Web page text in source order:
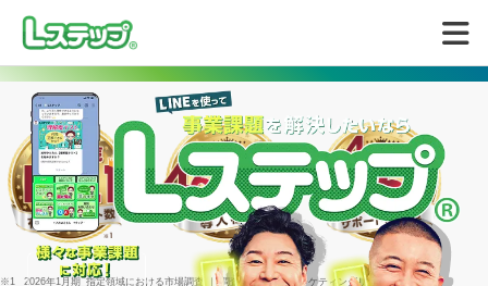
※1
2026年1月期_指定領域における市場調査 ｜ 調査機関：日本マーケティングリサーチ機構 ｜ 調